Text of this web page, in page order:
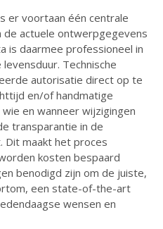
er voortaan één centrale
de actuele ontwerpgegevens
is daarmee professioneel in
Technische
autorisatie direct op te
en/of handmatige
en wanneer wijzigingen
transparantie in de
Dit maakt het proces
kosten bespaard
benodigd zijn om de juiste,
een state-of-the-art
wensen en